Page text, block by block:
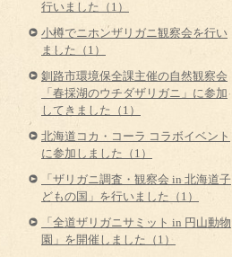
行いました（1）
小樽でニホンザリガニ観察会を行い
ました（1）
釧路市環境保全課主催の自然観察会
「春採湖のウチダザリガニ」に参加
してきました（1）
北海道コカ・コーラ コラボイベント
に参加しました（1）
「ザリガニ調査・観察会 in 北海道子
どもの国」を行いました（1）
「全道ザリガニサミット in 円山動物
園」を開催しました（1）